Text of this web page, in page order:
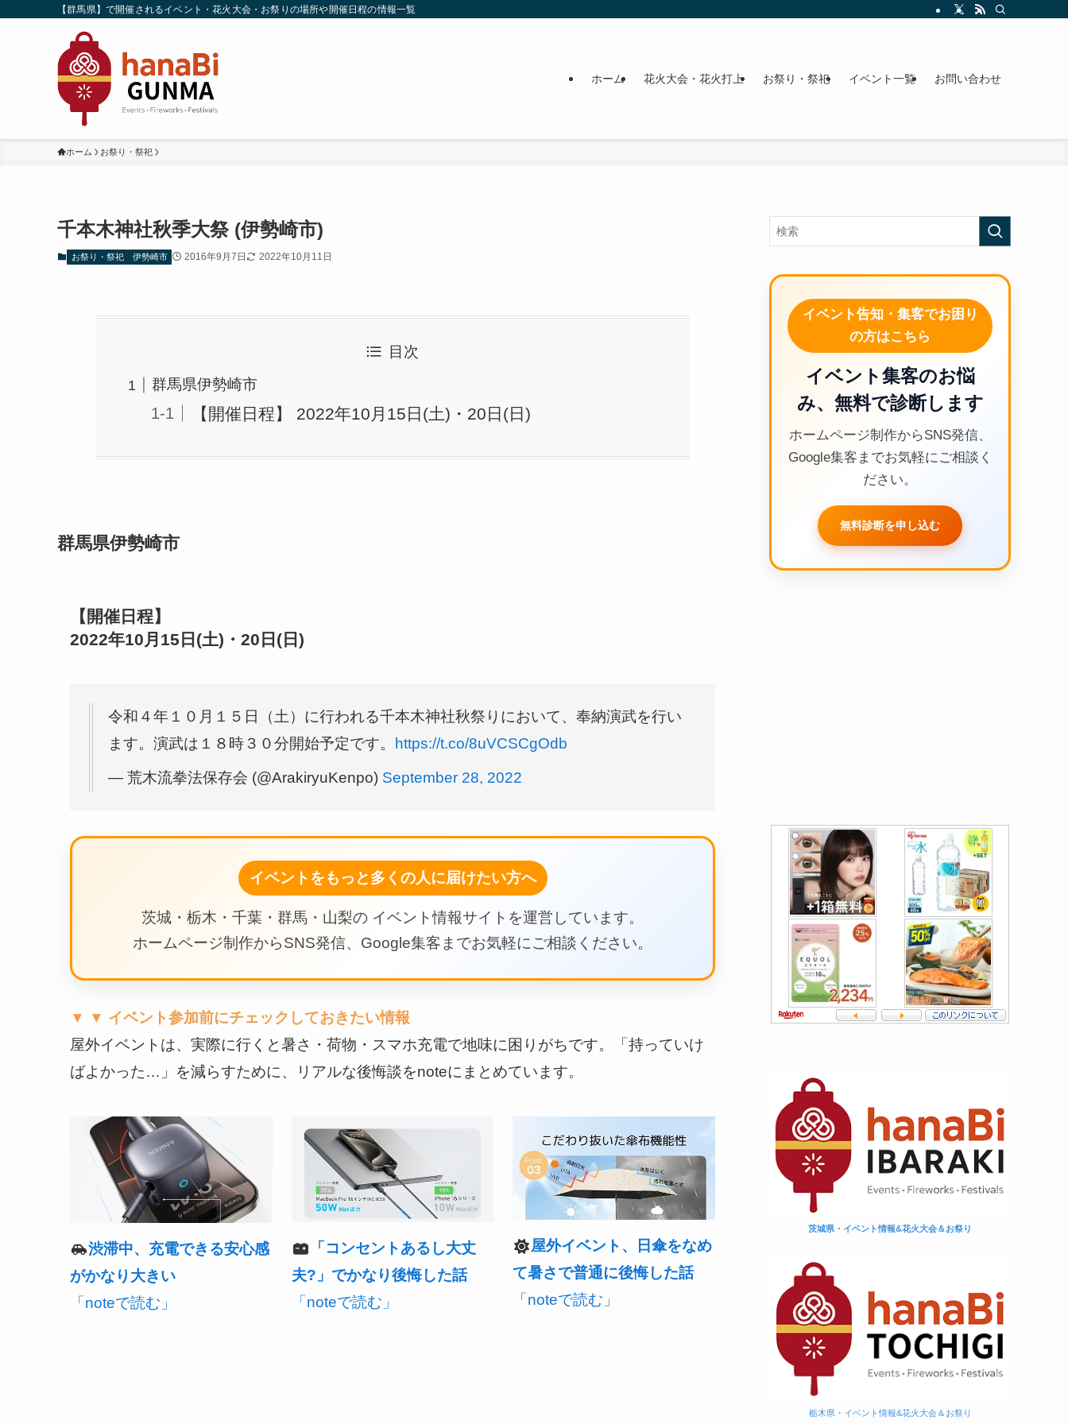
【群馬県】で開催されるイベント・花火大会・お祭りの場所や開催日程の情報一覧
ホーム 花火大会・花火打上 お祭り・祭祀 イベント一覧 お問い合わせ
ホーム お祭り・祭祀
千本木神社秋季大祭 (伊勢崎市)
お祭り・祭祀 伊勢崎市 2016年9月7日 2022年10月11日
目次
群馬県伊勢崎市
【開催日程】 2022年10月15日(土)・20日(日)
群馬県伊勢崎市
【開催日程】
2022年10月15日 (土) ・20日 (日)
令和４年１０月１５日（土）に行われる千本木神社秋祭りにおいて、奉納演武を行い
ます。演武は１８時３０分開始予定です。 https://t.co/8uVCSCgOdb
— 荒木流拳法保存会 (@ArakiryuKenpo) September 28, 2022
イベントをもっと多くの人に届けたい方へ
茨城・栃木・千葉・群馬・山梨の イベント情報サイトを運営しています。
ホームページ制作からSNS発信、Google集客までお気軽にご相談ください。
▼ ▼ イベント参加前にチェックしておきたい情報
屋外イベントは、実際に行くと暑さ・荷物・スマホ充電で地味に困りがちです。「持っていけ
ばよかった…」を減らすために、リアルな後悔談をnoteにまとめています。
渋滞中、充電できる安心感
がかなり大きい
「noteで読む」
「コンセントあるし大丈
夫?」でかなり後悔した話
「noteで読む」
屋外イベント、日傘をなめ
て暑さで普通に後悔した話
「noteで読む」
イベント告知・集客でお困り
の方はこちら
イベント集客のお悩
み、無料で診断します
ホームページ制作からSNS発信、
Google集客までお気軽にご相談く
ださい。
無料診断を申し込む
茨城県・イベント情報&花火大会＆お祭り
栃木県・イベント情報&花火大会＆お祭り